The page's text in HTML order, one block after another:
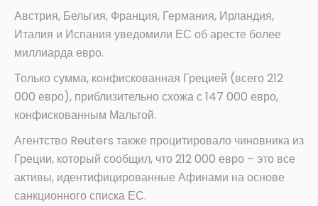
Австрия, Бельгия, Франция, Германия, Ирландия,
Италия и Испания уведомили ЕС об аресте более
миллиарда евро.
Только сумма, конфискованная Грецией (всего 212
000 евро), приблизительно схожа с 147 000 евро,
конфискованным Мальтой.
Агентство Reuters также процитировало чиновника из
Греции, который сообщил, что 212 000 евро – это все
активы, идентифицированные Афинами на основе
санкционного списка ЕС.